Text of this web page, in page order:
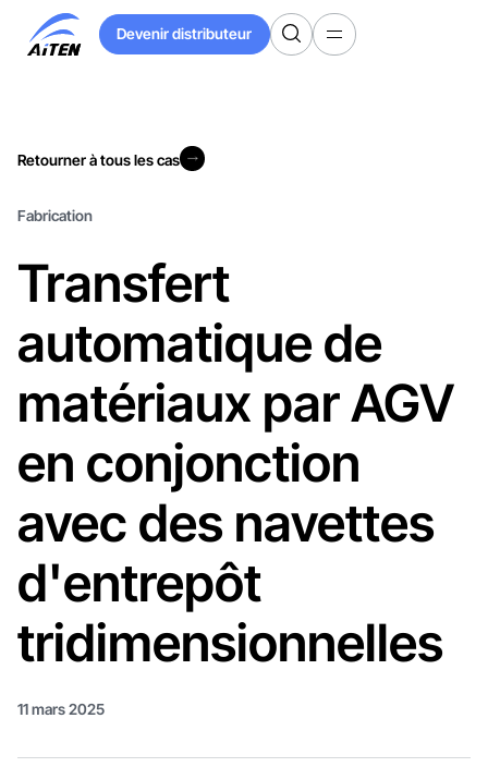
Main
Devenir distributeur
Devenir distributeur
Retourner à tous les cas
Fabrication
Transfert
automatique de
matériaux par AGV
en conjonction
avec des navettes
d'entrepôt
tridimensionnelles
11 mars 2025